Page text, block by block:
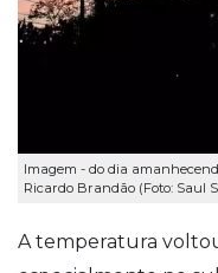
Imagem - do dia
Ricardo Brandão (Foto: Saul
A temperatura